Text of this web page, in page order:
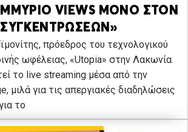
VIEWS ΜΟΝΟ ΣΤΟΝ
πρόεδρος του τεχνολογικού
ωφέλειας, «Utopia» στην Λακωνία
το live streaming μέσα από την
μιλά για τις απεργιακές διαδηλώσεις
το